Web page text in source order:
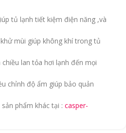
tủ lạnh tiết kiệm điện năng ,và
mùi giúp không khí trong tủ
lan tỏa hơi lạnh đến mọi
chỉnh độ ẩm giúp bảo quản
phẩm khác tại : casper-